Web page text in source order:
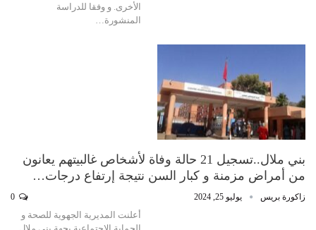
الأخرى. و وفقا للدراسة
المنشورة…
بني ملال..تسجيل 21 حالة وفاة لأشخاص غالبيتهم يعانون
من أمراض مزمنة و كبار السن نتيجة إرتفاع درجات…
زاكورة بريس يوليو 25, 2024
أعلنت المديرية الجهوية للصحة و